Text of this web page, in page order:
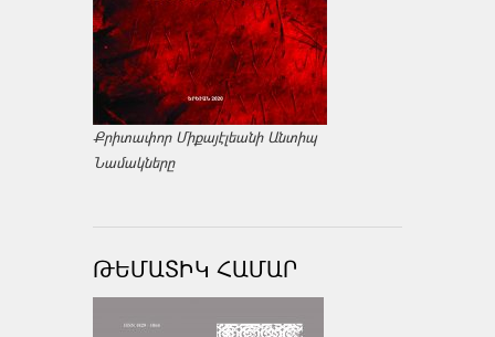
Քրիտափոր Միքայէլեանի Անտիպ
Նամակները
ԹԵՄԱՏԻԿ ՀԱՄԱՐ